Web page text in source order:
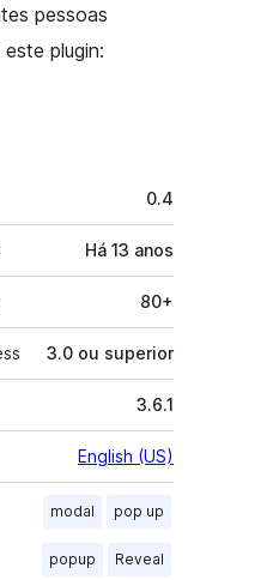
pessoas
plugin:
0.4
Há 13 anos
80+
3.0 ou superior
3.6.1
English (US)
modal pop up
popup Reveal